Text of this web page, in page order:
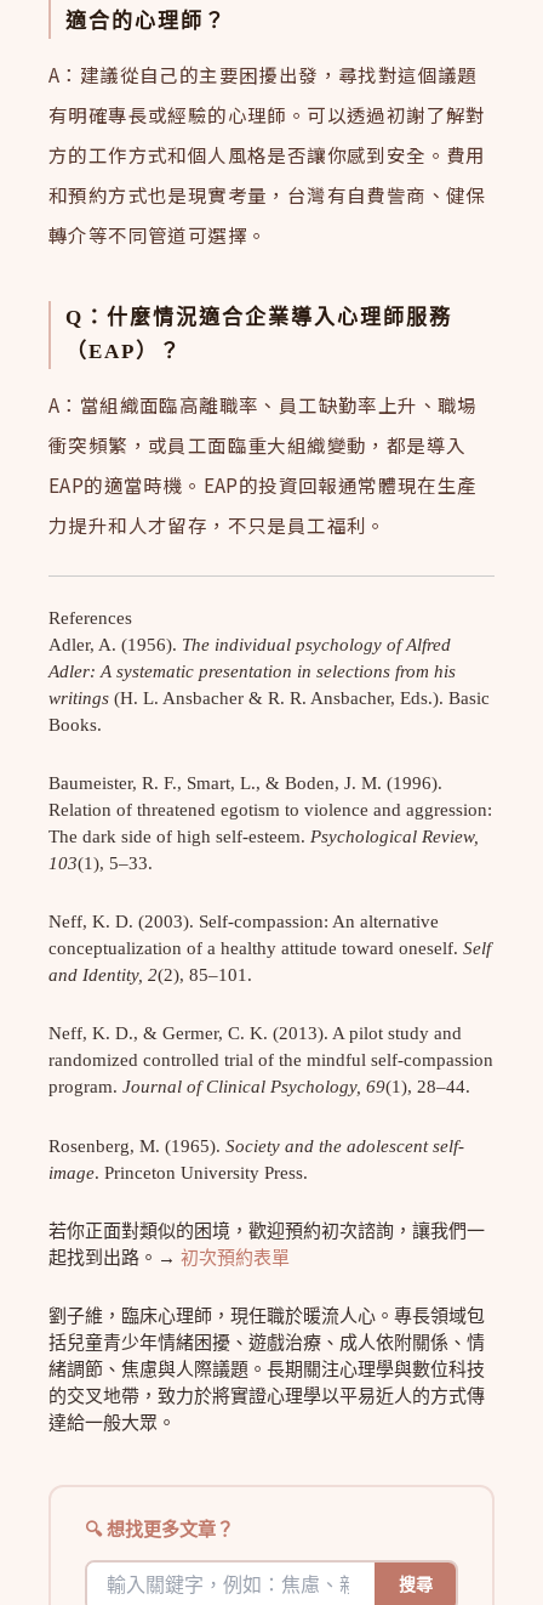
適合的心理師？
A：建議從自己的主要困擾出發，尋找對這個議題
有明確專長或經驗的心理師。可以透過初謝了解對
方的工作方式和個人風格是否讓你感到安全。費用
和預約方式也是現實考量，台灣有自費訾商、健保
轉介等不同管道可選擇。
Q：什麼情況適合企業導入心理師服務
（EAP）？
A：當組織面臨高離職率、員工缺勤率上升、職場
衝突頻繁，或員工面臨重大組織變動，都是導入
EAP的適當時機。EAP的投資回報通常體現在生產
力提升和人才留存，不只是員工福利。
References
Adler, A. (1956). The individual psychology of Alfred
Adler: A systematic presentation in selections from his
writings (H. L. Ansbacher & R. R. Ansbacher, Eds.). Basic
Books.
Baumeister, R. F., Smart, L., & Boden, J. M. (1996).
Relation of threatened egotism to violence and aggression:
The dark side of high self-esteem. Psychological Review,
103(1), 5–33.
Neff, K. D. (2003). Self-compassion: An alternative
conceptualization of a healthy attitude toward oneself.Self
and Identity, 2(2), 85–101.
Neff, K. D., & Germer, C. K. (2013). A pilot study and
randomized controlled trial of the mindful self-compassion
program.Journal of Clinical Psychology, 69(1), 28–44.
Rosenberg, M. (1965).Society and the adolescent self-
image. Princeton University Press.
若你正面對類似的困境，歡迎預約初次諮詢，讓我們一
起找到出路。→初次預約表單
劉子維，臨床心理師，現任職於暖流人心。專長領域包
括兒童青少年情緒困擾、遊戲治療、成人依附關係、情
緒調節、焦慮與人際議題。長期關注心理學與數位科技
的交叉地帶，致力於將實證心理學以平易近人的方式傳
達給一般大眾。
想找更多文章？
搜尋